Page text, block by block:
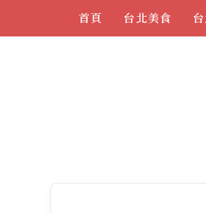
首頁 台北美食